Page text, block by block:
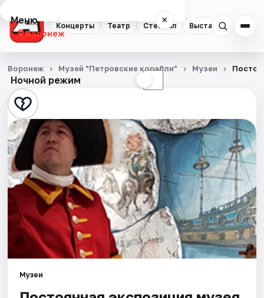
Концерты Театр Стендап Выставки
Меню ×
Воронеж
Концерты
Театр
Стендап
Выставки
Квесты
Экскурсии
Спорт
События
Города
Ночной режим ☾
Воронеж Музей "Петровские корабли" Музеи
Музеи